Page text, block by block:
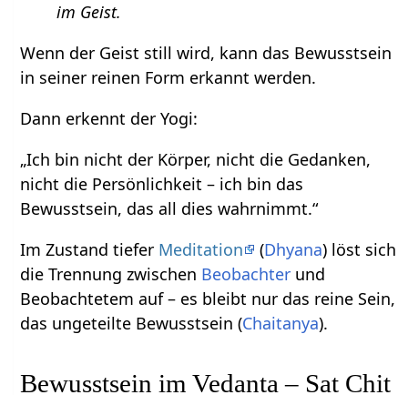
im Geist.
Wenn der Geist still wird, kann das Bewusstsein
in seiner reinen Form erkannt werden.
Dann erkennt der Yogi:
„Ich bin nicht der Körper, nicht die Gedanken,
nicht die Persönlichkeit – ich bin das
Bewusstsein, das all dies wahrnimmt.“
Im Zustand tiefer Meditation (Dhyana) löst sich
die Trennung zwischen Beobachter und
Beobachtetem auf – es bleibt nur das reine Sein,
das ungeteilte Bewusstsein (Chaitanya).
Bewusstsein im Vedanta – Sat Chit